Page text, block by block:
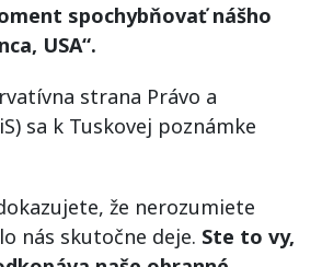
spochybňovať nášho
USA“.
strana Právo a
sa k Tuskovej poznámke
že nerozumiete
nás skutočne deje. Ste to vy,